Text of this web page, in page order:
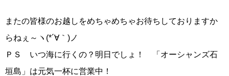
またの皆様のお越しをめちゃめちゃお待ちしておりますか
らねぇ～ヽ(*´∀｀)ノ
ＰＳ いつ海に行くの？明日でしょ！ 「オーシャンズ石
垣島」は元気一杯に営業中！